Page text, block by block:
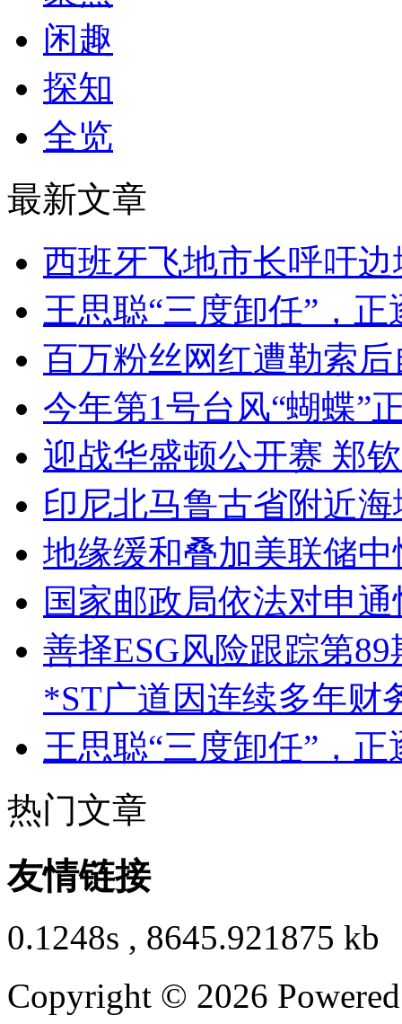
闲趣
探知
全览
最新文章
西班牙飞地市长呼吁
王思聪“三度卸任”，
百万粉丝网红遭勒索
今年第1号台风“蝴蝶”
迎战华盛顿公开赛 郑
印尼北马鲁古省附近
地缘缓和叠加美联储
国家邮政局依法对申
善择ESG风险跟踪第
*ST广道因连续多年财
王思聪“三度卸任”，
热门文章
友情链接
0.1248s , 8645.921875 kb
Copyright © 2026